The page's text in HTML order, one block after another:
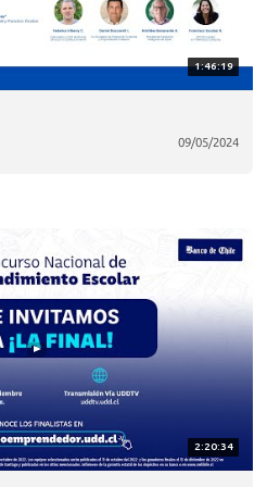
1:46:19
09/05/2024
2:20:34